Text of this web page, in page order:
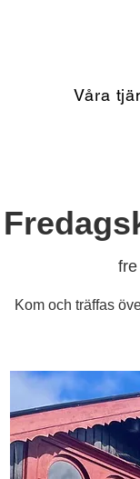
Våra
Kom och träffas